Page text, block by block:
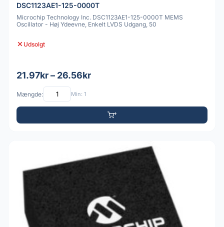
DSC1123AE1-125-0000T
Microchip Technology Inc. DSC1123AE1-125-0000T MEMS
Oscillator - Høj Ydeevne, Enkelt LVDS Udgang, 50
Udsolgt
21.97kr – 26.56kr
Mængde: Min: 1